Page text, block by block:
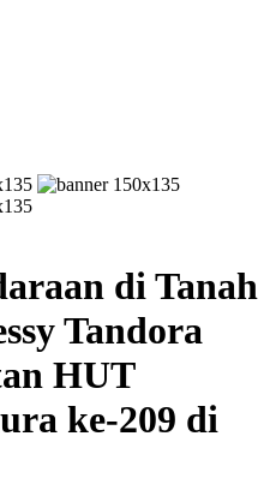
di Tanah
Tandora
HUT
ke-209 di